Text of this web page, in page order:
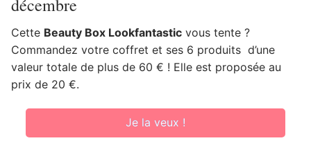
décembre
Cette Beauty Box Lookfantastic vous tente ?
Commandez votre coffret et ses 6 produits d’une
valeur totale de plus de 60 € ! Elle est proposée au
prix de 20 €.
Je la veux !